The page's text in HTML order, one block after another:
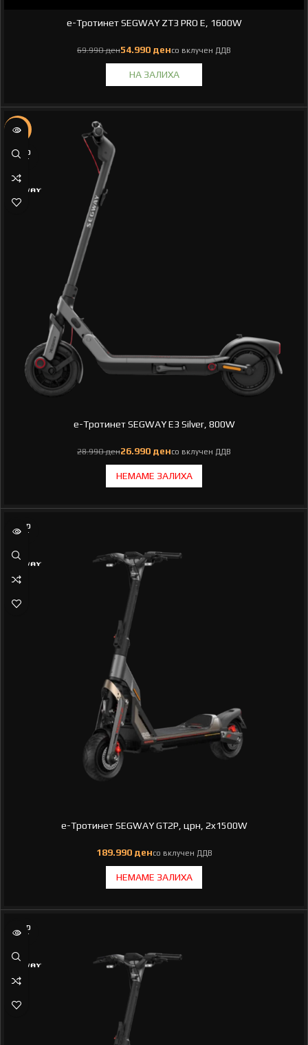
e-Тротинет SEGWAY ZT3 PRO E, 1600W
ден ден
-7%
SOLD
OUT
e-Тротинет SEGWAY E3 Silver, 800W
ден ден
SOLD
OUT
e-Тротинет SEGWAY GT2P, црн, 2x1500W
SOLD
OUT